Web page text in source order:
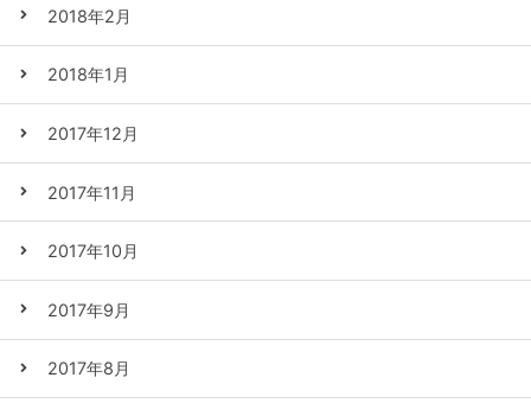
2018年2月
2018年1月
2017年12月
2017年11月
2017年10月
2017年9月
2017年8月